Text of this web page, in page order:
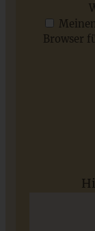
Saisonale
Browser